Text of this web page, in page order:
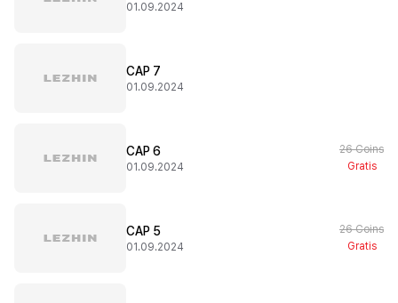
01.09.2024
CAP 7
01.09.2024
CAP 6
01.09.2024
26 Coins
Gratis
CAP 5
01.09.2024
26 Coins
Gratis